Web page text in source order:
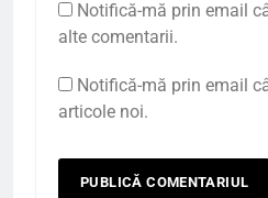
Notifică-mă prin email
alte comentarii.
Notifică-mă prin email
articole noi.